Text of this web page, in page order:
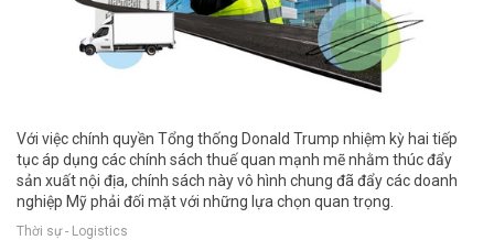
Với việc chính quyền Tổng thống Donald Trump nhiệm kỳ hai tiếp
tục áp dụng các chính sách thuế quan mạnh mẽ nhằm thúc đẩy
sản xuất nội địa, chính sách này vô hình chung đã đẩy các doanh
nghiệp Mỹ phải đối mặt với những lựa chọn quan trọng.
Thời sự - Logistics